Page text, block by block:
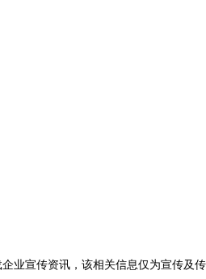
业宣传资讯，该相关信息仅为宣传及